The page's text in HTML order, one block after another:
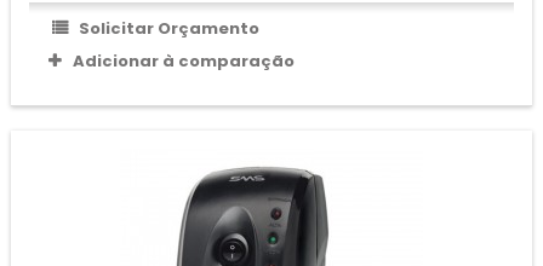
Solicitar Orçamento
Adicionar à comparação